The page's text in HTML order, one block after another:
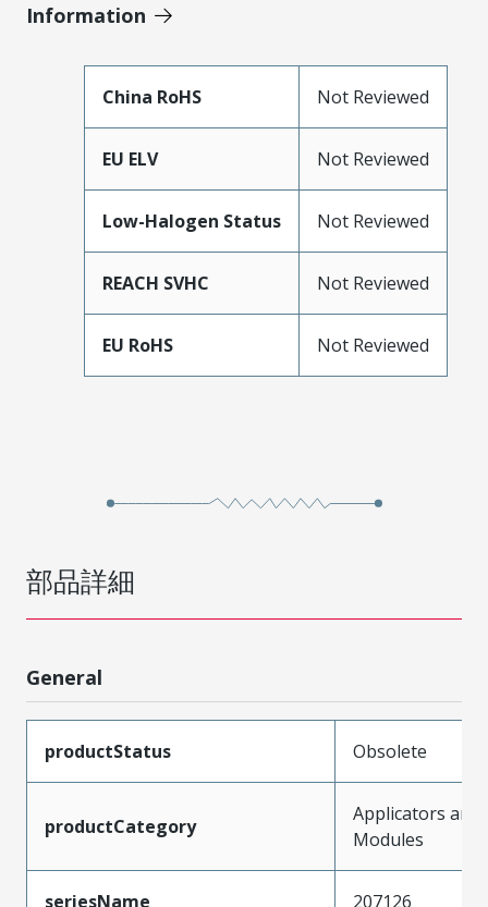
Information
China RoHS Not Reviewed
EU ELV Not Reviewed
Low-Halogen Status Not Reviewed
REACH SVHC Not Reviewed
EU RoHS Not Reviewed
部品詳細
General
productStatus Obsolete
productCategory
Applicators and
Modules
seriesName 207126